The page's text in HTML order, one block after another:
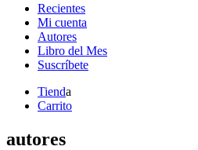
Recientes
Mi cuenta
Autores
Libro del Mes
Suscríbete
Tienda
Carrito
autores